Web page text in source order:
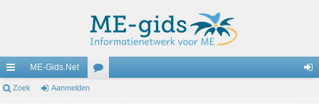
ne
ME-Gids.Net
Zoek Aanmelden